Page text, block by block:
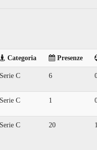
Categoria Presenze
Serie C 6
Serie C 1
Serie C 20 1